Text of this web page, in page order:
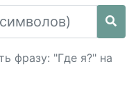
фразу: "Где я?" на